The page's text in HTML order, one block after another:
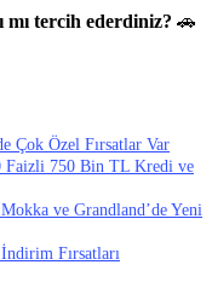
mı tercih ederdiniz? 🚗
Çok Özel Fırsatlar Var
Faizli 750 Bin TL Kredi ve
ve Grandland’de Yeni
Fırsatları